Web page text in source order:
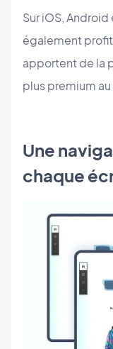
Sur iOS,
également
apportent de la
plus premium
Une
chaque